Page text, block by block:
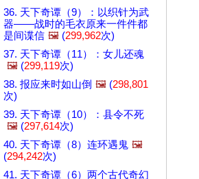
36. 天下奇谭（9）：以织针为武
器——战时的毛衣原来一件件都
是间谍信 🖼️ (299,962次)
37. 天下奇谭（11）：女儿还魂
🖼️ (299,119次)
38. 报应来时如山倒 🖼️ (298,801
次)
39. 天下奇谭（10）：县令不死
🖼️ (297,614次)
40. 天下奇谭（8）连环遇鬼 🖼️
(294,242次)
41. 天下奇谭（6）两个古代奇幻